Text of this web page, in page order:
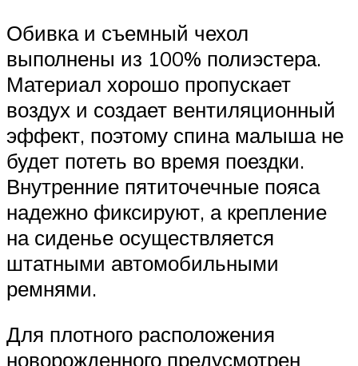
Обивка и съемный чехол
выполнены из 100% полиэстера.
Материал хорошо пропускает
воздух и создает вентиляционный
эффект, поэтому спина малыша не
будет потеть во время поездки.
Внутренние пятиточечные пояса
надежно фиксируют, а крепление
на сиденье осуществляется
штатными автомобильными
ремнями.
Для плотного расположения
новорожденного предусмотрен